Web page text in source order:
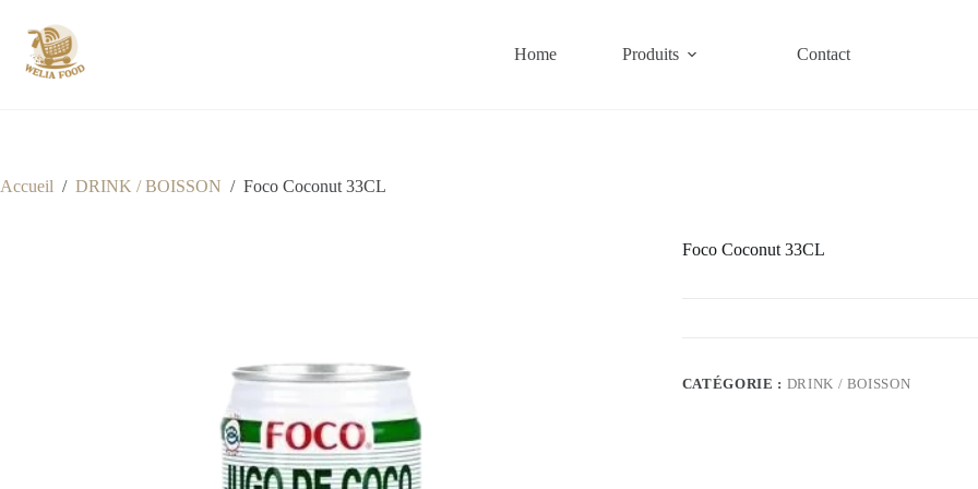
contenu
Home Produits Contact
Accueil / DRINK / BOISSON / Foco Coconut 33CL
Foco Coconut 33CL
CATÉGORIE : DRINK / BOISSON